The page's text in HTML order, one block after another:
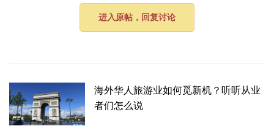
进入原帖，回复讨论
海外华人旅游业如何觅新机？听听从业
者们怎么说